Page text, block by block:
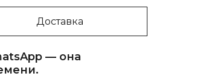
Доставка
— она